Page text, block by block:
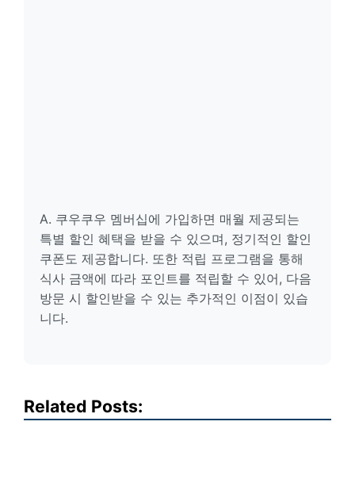
A. 쿠우쿠우 멤버십에 가입하면 매월 제공되는
특별 할인 혜택을 받을 수 있으며, 정기적인 할인
쿠폰도 제공합니다. 또한 적립 프로그램을 통해
식사 금액에 따라 포인트를 적립할 수 있어, 다음
방문 시 할인받을 수 있는 추가적인 이점이 있습
니다.
Related Posts: